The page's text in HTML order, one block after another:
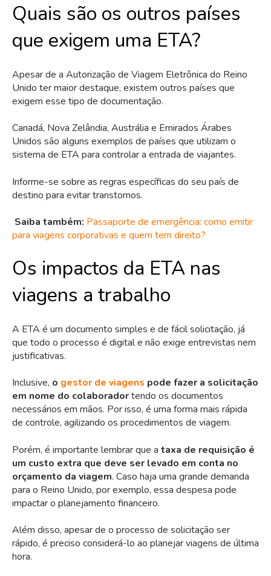
Quais são os outros países
que exigem uma ETA?
Apesar de a Autorização de Viagem Eletrônica do Reino
Unido ter maior destaque, existem outros países que
exigem esse tipo de documentação.
Canadá, Nova Zelândia, Austrália e Emirados Árabes
Unidos são alguns exemplos de países que utilizam o
sistema de ETA para controlar a entrada de viajantes.
Informe-se sobre as regras específicas do seu país de
destino para evitar transtornos.
Saiba também: Passaporte de emergência: como emitir
para viagens corporativas e quem tem direito?
Os impactos da ETA nas
viagens a trabalho
A ETA é um documento simples e de fácil solicitação, já
que todo o processo é digital e não exige entrevistas nem
justificativas.
Inclusive, o gestor de viagens pode fazer a solicitação
em nome do colaboradortendo os documentos
necessários em mãos. Por isso, é uma forma mais rápida
de controle, agilizando os procedimentos de viagem.
Porém, é importante lembrar que a taxa de requisição é
um custo extra que deve ser levado em conta no
orçamento da viagem. Caso haja uma grande demanda
para o Reino Unido, por exemplo, essa despesa pode
impactar o planejamento financeiro.
Além disso, apesar de o processo de solicitação ser
rápido, é preciso considerá-lo ao planejar viagens de última
hora.